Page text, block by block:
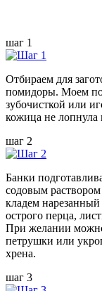
шаг 1
Отбираем для
помидоры. Моем
зубочисткой или
кожица не лопнула
шаг 2
Банки
содовым
кладем
острого перца,
При желании
петрушки или
хрена.
шаг 3